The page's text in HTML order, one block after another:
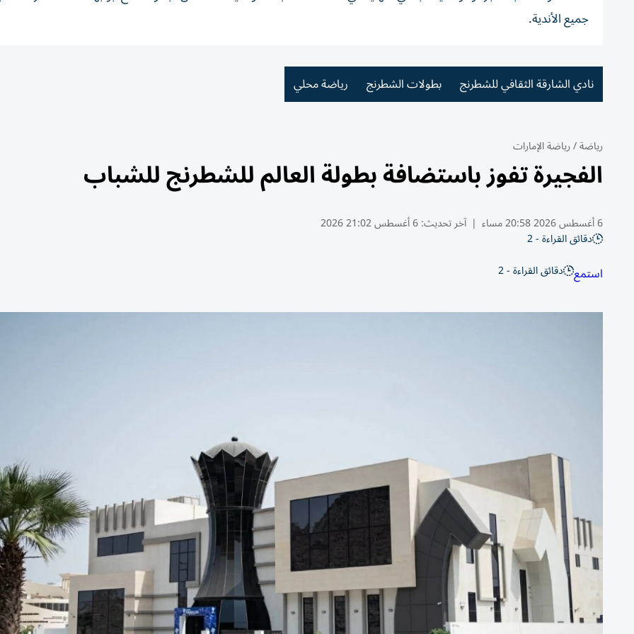
جميع الأندية.
نادي الشارقة الثقافي للشطرنج بطولات الشطرنج رياضة محلي
رياضة/رياضة الإمارات
الفجيرة تفوز باستضافة بطولة العالم للشطرنج للشباب
6 أغسطس 2026 20:58 مساء | آخر تحديث:6 أغسطس 21:02 2026
دقائق القراءة - 2
استمع دقائق القراءة - 2